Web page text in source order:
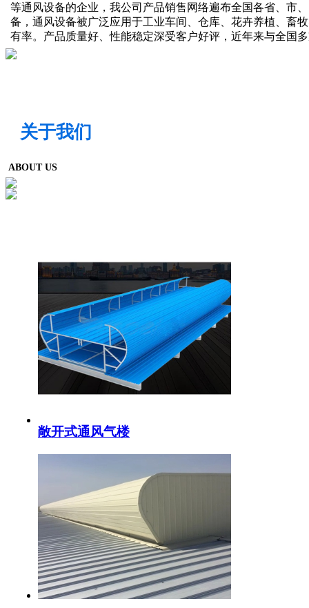
等通风设备的企业，我公司产品销售网络遍布全国各省、市
备，通风设备被广泛应用于工业车间、仓库、花卉养植、畜
有率。产品质量好、性能稳定深受客户好评，近年来与全国
关于我们
ABOUT US
敞开式通风气楼